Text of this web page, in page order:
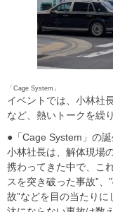
「Cage System」
イベントでは、小林社
など、熱いトークを繰
●「Cage System」の
小林社長は、解体現場
携わってきた中で、こ
スを突き破った事故”
故”などを目の当たり